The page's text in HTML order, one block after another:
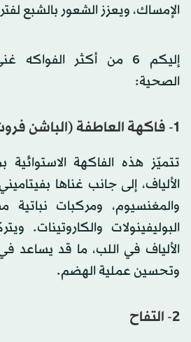
الإمساك، ويعزز الشعور بالشبع
إليكم 6 من أكثر
الصحية:
1- فاكهة العاطفة (الباشن فروت)
تتميّز هذه الفاكهة الاستوائية
والمغنسيوم، ومركبات
البوليفينولات والكاروتينات.
الألياف في اللب، ما قد يساعد
وتحسين عملية الهضم.
2- التفاح